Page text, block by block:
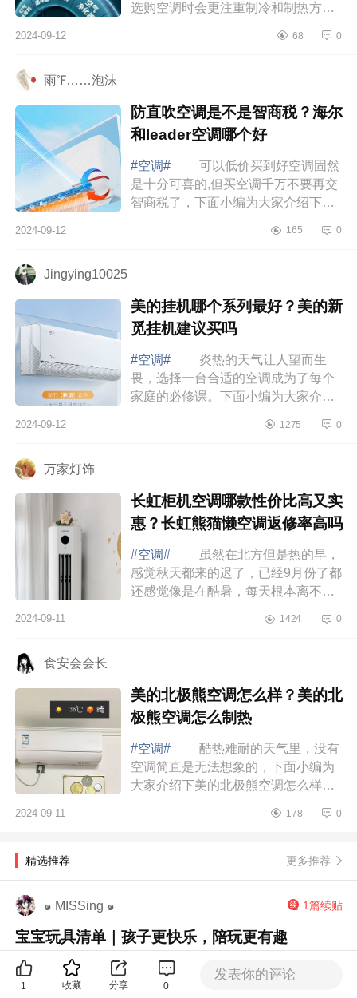
选购空调时会更注重制冷和制热方面
群体则更注重空调的综合素质，比如
2024-09-12 68 0
雨℉……泡沫
防直吹空调是不是智商税？海尔
和leader空调哪个好
#空调#
可以低价买到好空调固然
是十分可喜的,但买空调千万不要再交
智商税了，下面小编为大家介绍下防
leader空调哪个好 海尔和leader空
2024-09-12 165 0
Jingying10025
美的挂机哪个系列最好？美的新
觅挂机建议买吗
#空调#
炎热的天气让人望而生
畏，选择一台合适的空调成为了每个
家庭的必修课。下面小编为大家介绍
挂机建议买吗 美的挂机哪个系列
2024-09-12 1275 0
万家灯饰
长虹柜机空调哪款性价比高又实
惠？长虹熊猫懒空调返修率高吗
#空调#
虽然在北方但是热的早，
感觉秋天都来的迟了，已经9月份了都
还感觉像是在酷暑，每天根本离不开
调续命的我对空调要求还是蛮高的，
2024-09-11 1424 0
食安会会长
美的北极熊空调怎么样？美的北
极熊空调怎么制热
#空调#
酷热难耐的天气里，没有
空调简直是无法想象的，下面小编为
大家介绍下美的北极熊空调怎么样？
极熊空调怎么样 美的这款北极熊
2024-09-11 178 0
精选推荐 更多推荐
๑ MISSing ๑ 1篇续贴
宝宝玩具清单｜孩子更快乐，陪玩更有趣
#4-6个月宝宝玩具#
宝妈们，我又回来了，上次我介绍我
家小肉丸0-3个月买的一些玩具，事实上我只是介绍了一部
1 收藏 分享 0
发表你的评论